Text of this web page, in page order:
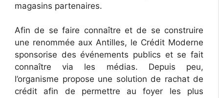
magasins partenaires.
Afin de se faire connaître et de se construire
une renommée aux Antilles, le Crédit Moderne
sponsorise des événements publics et se fait
connaître via les médias. Depuis peu,
l’organisme propose une solution de rachat de
crédit afin de permettre au foyer les plus